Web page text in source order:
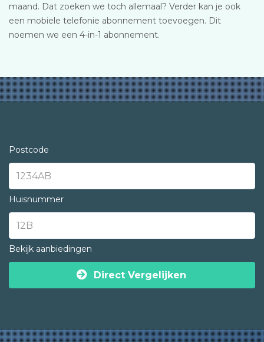
maand. Dat zoeken we toch allemaal? Verder kan je ook
een mobiele telefonie abonnement toevoegen. Dit
noemen we een 4-in-1 abonnement.
Postcode
Huisnummer
Bekijk aanbiedingen
Direct Vergelijken